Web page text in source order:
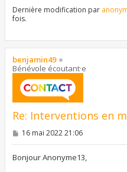
Dernière modification par
fois.
benjamin49
Bénévole écoutant·e
Re: Interventions en
M
s
16 mai 2022 21:06
Bonjour Anonyme13,